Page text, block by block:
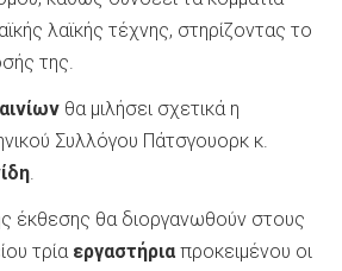
λαϊκής τέχνης, στηρίζοντας το
της.
θα μιλήσει σχετικά η
Συλλόγου Πάτσγουορκ κ.
.
έκθεσης θα διοργανωθούν στους
τρία εργαστήριαπροκειμένου οι